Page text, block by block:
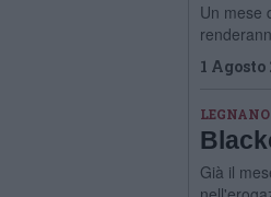
Un mese
1 Agosto
LEGNANO
Già il